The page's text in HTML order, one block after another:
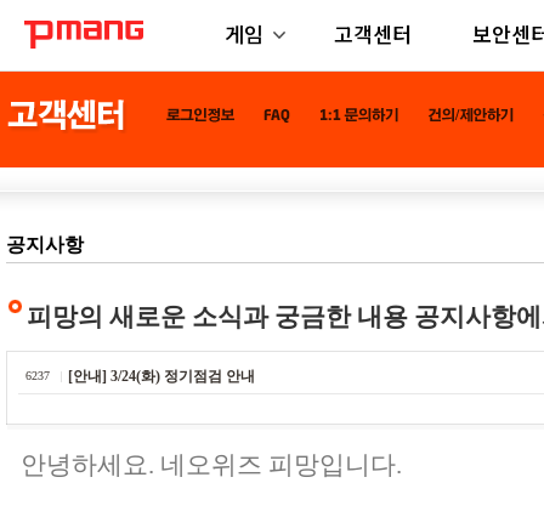
게임 고객센터 보안센
공지사항
피망의 새로운 소식과 궁금한 내용 공지사항
6237 [안내] 3/24(화) 정기점검 안내
안녕하세요. 네오위즈 피망입니다.